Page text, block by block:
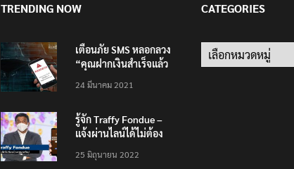
TRENDING NOW
เตือนภัย SMS หลอกลวง
“คุณฝากเงินสำเร็จแล้ว
200,000 บาท”
24 มีนาคม 2021
รู้จัก Traffy Fondue –
แจ้งผ่านไลน์ได้ไม่ต้อง
ทั่วไทย ไม่ใช่แค่ในกรุง
25 มิถุนายน 2022
CATEGORIES
Categories